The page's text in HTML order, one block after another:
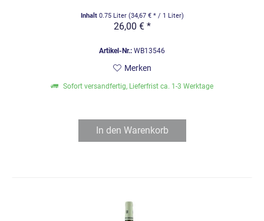
Inhalt 0.75 Liter (34,67 € * / 1 Liter)
26,00 € *
Artikel-Nr.: WB13546
Merken
Sofort versandfertig, Lieferfrist ca. 1-3 Werktage
In den Warenkorb